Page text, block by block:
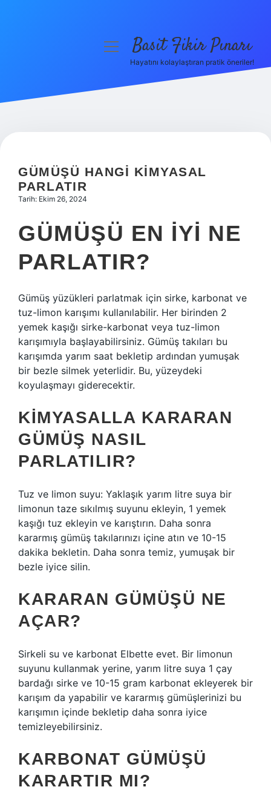
Hakkımızda
menüyüBasit Fikir Pınarı
Hayatını kolaylaştıran pratik öneriler!
GÜMÜŞÜ HANGI KIMYASAL
PARLATIR
Tarih: Ekim 26, 2024
GÜMÜŞÜ EN IYI NE
PARLATIR?
Gümüş yüzükleri parlatmak için sirke, karbonat ve
tuz-limon karışımı kullanılabilir. Her birinden 2
yemek kaşığı sirke-karbonat veya tuz-limon
karışımıyla başlayabilirsiniz. Gümüş takıları bu
karışımda yarım saat bekletip ardından yumuşak
bir bezle silmek yeterlidir. Bu, yüzeydeki
koyulaşmayı giderecektir.
KIMYASALLA KARARAN
GÜMÜŞ NASIL
PARLATILIR?
Tuz ve limon suyu: Yaklaşık yarım litre suya bir
limonun taze sıkılmış suyunu ekleyin, 1 yemek
kaşığı tuz ekleyin ve karıştırın. Daha sonra
kararmış gümüş takılarınızı içine atın ve 10-15
dakika bekletin. Daha sonra temiz, yumuşak bir
bezle iyice silin.
KARARAN GÜMÜŞÜ NE
AÇAR?
Sirkeli su ve karbonat Elbette evet. Bir limonun
suyunu kullanmak yerine, yarım litre suya 1 çay
bardağı sirke ve 10-15 gram karbonat ekleyerek bir
karışım da yapabilir ve kararmış gümüşlerinizi bu
karışımın içinde bekletip daha sonra iyice
temizleyebilirsiniz.
KARBONAT GÜMÜŞÜ
KARARTIR MI?